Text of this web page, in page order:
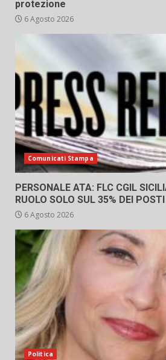
protezione
6 Agosto 2026
Comunicati Stampa
PERSONALE ATA: FLC CGIL
RUOLO SOLO SUL 35% DEI
6 Agosto 2026
Politica